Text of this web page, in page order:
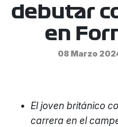
debutar
en
08 Marzo
El joven británico
carrera en el